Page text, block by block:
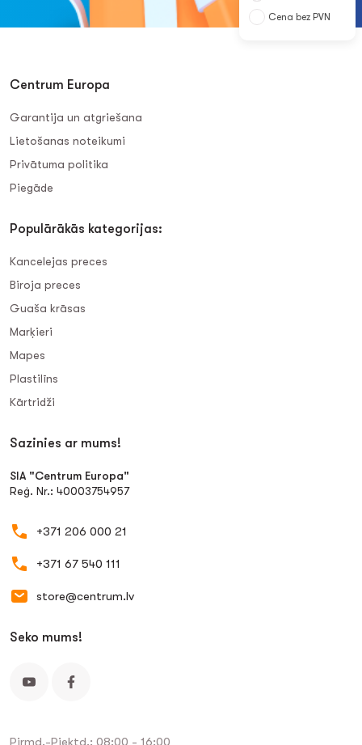
Cena bez PVN
Centrum Europa
Garantija un atgriešana
Lietošanas noteikumi
Privātuma politika
Piegāde
Populārākās kategorijas:
Kancelejas preces
Biroja preces
Guaša krāsas
Marķieri
Mapes
Plastilīns
Kārtridži
Sazinies ar mums!
SIA "Centrum Europa"
Reģ. Nr.: 40003754957
+371 206 000 21
+371 67 540 111
store@centrum.lv
Seko mums!
Pirmd.-Piektd.: 08:00 - 16:00